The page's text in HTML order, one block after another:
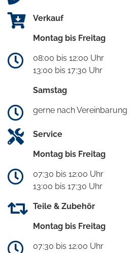
Verkauf
Montag bis Freitag
08:00 bis 12:00 Uhr
13:00 bis 17:30 Uhr
Samstag
gerne nach Vereinbarung
Service
Montag bis Freitag
07:30 bis 12:00 Uhr
13:00 bis 17:30 Uhr
Teile & Zubehör
Montag bis Freitag
07:30 bis 12:00 Uhr